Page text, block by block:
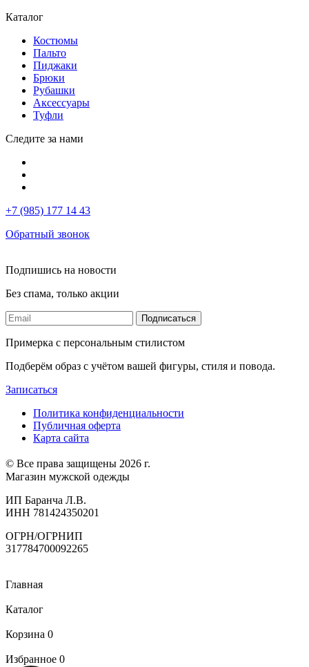
Каталог
Костюмы
Пальто
Пиджаки
Брюки
Рубашки
Аксессуары
Туфли
Следите за нами
+7 (985) 177 14 43
Обратный звонок
Подпишись на новости
Без спама, только акции
Подписаться
Примерка с персональным стилистом
Подберём образ с учётом вашей фигуры, стиля и повода.
Записаться
Политика конфиденциальности
Публичная оферта
Карта сайта
© Все права защищены 2026 г.
Магазин мужской одежды
ИП Баранча Л.В.
ИНН 781424350201
ОГРН/ОГРНИП
317784700092265
Главная
Каталог
Корзина 0
Избранное 0